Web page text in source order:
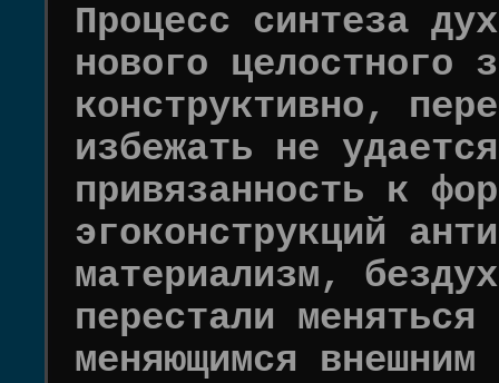
Процесс синтеза
нового целостного
конструктивно,
избежать не
привязанность к
эгоконструкций
материализм,
перестали
меняющимся